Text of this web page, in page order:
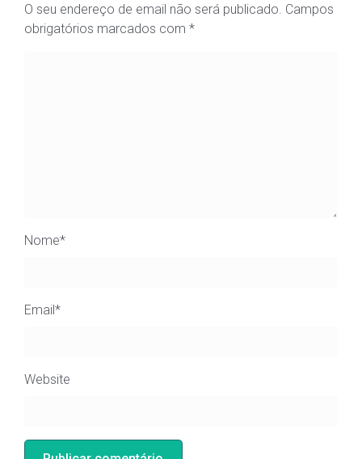
O seu endereço de email não será publicado. Campos
obrigatórios marcados com *
Nome*
Email*
Website